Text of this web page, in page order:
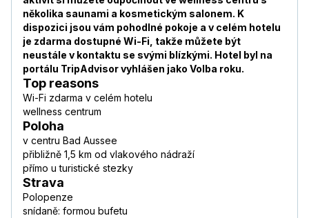
několika saunami a kosmetickým salonem. K
dispozici jsou vám pohodlné pokoje a v celém hotelu
je zdarma dostupné Wi-Fi, takže můžete být
neustále v kontaktu se svými blízkými. Hotel byl na
portálu TripAdvisor vyhlášen jako Volba roku.
Top reasons
Wi-Fi zdarma v celém hotelu
wellness centrum
Poloha
v centru Bad Aussee
přibližně 1,5 km od vlakového nádraží
přímo u turistické stezky
Strava
Polopenze
snídaně: formou bufetu